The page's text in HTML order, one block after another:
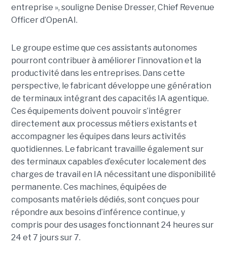
entreprise », souligne Denise Dresser, Chief Revenue
Officer d’OpenAI.
Le groupe estime que ces assistants autonomes
pourront contribuer à améliorer l’innovation et la
productivité dans les entreprises. Dans cette
perspective, le fabricant développe une génération
de terminaux intégrant des capacités IA agentique.
Ces équipements doivent pouvoir s’intégrer
directement aux processus métiers existants et
accompagner les équipes dans leurs activités
quotidiennes. Le fabricant travaille également sur
des terminaux capables d’exécuter localement des
charges de travail en IA nécessitant une disponibilité
permanente. Ces machines, équipées de
composants matériels dédiés, sont conçues pour
répondre aux besoins d’inférence continue, y
compris pour des usages fonctionnant 24 heures sur
24 et 7 jours sur 7.